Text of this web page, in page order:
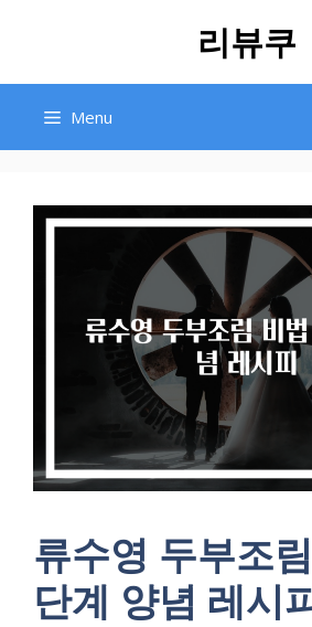
리뷰쿠
Menu
류수영 두부조
단계 양념 레시